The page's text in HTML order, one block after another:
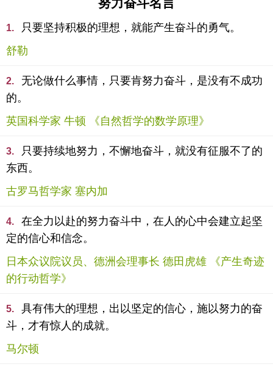
1.
只要坚持积极的理想，就能产生奋斗的勇气。
舒勒
2.
无论做什么事情，只要肯努力奋斗，是没有不成功
的。
英国科学家 牛顿 《自然哲学的数学原理》
3.
只要持续地努力，不懈地奋斗，就没有征服不了的
东西。
古罗马哲学家 塞内加
4.
在全力以赴的努力奋斗中，在人的心中会建立起坚
定的信心和信念。
日本众议院议员、德洲会理事长 德田虎雄 《产生奇迹
的行动哲学》
5.
具有伟大的理想，出以坚定的信心，施以努力的奋
斗，才有惊人的成就。
马尔顿